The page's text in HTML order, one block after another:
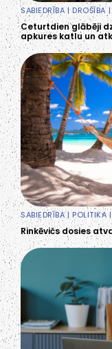
SABIEDRĪBA |DROŠĪBA |
Ceturtdien glābēji
apkures katlu un
SABIEDRĪBA|POLITIKA|
Rinkēvičs dosies